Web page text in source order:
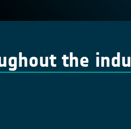
the